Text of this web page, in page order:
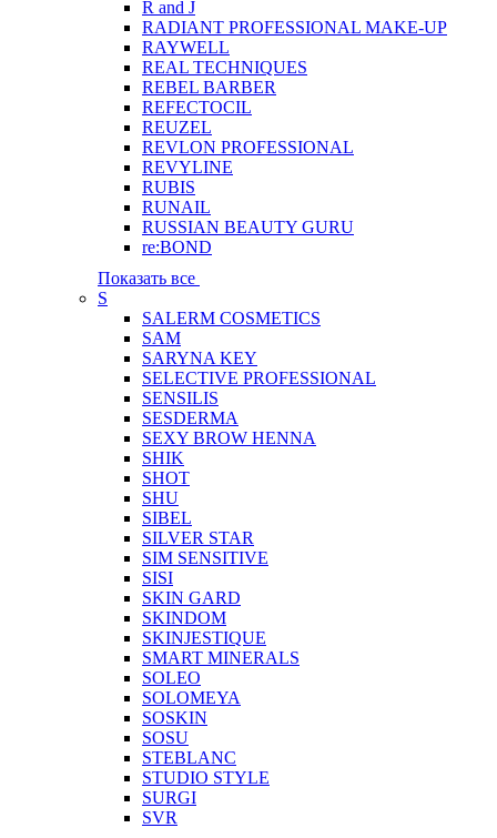
R and J
RADIANT PROFESSIONAL MAKE-UP
RAYWELL
REAL TECHNIQUES
REBEL BARBER
REFECTOCIL
REUZEL
REVLON PROFESSIONAL
REVYLINE
RUBIS
RUNAIL
RUSSIAN BEAUTY GURU
re:BOND
Показать все
S
SALERM COSMETICS
SAM
SARYNA KEY
SELECTIVE PROFESSIONAL
SENSILIS
SESDERMA
SEXY BROW HENNA
SHIK
SHOT
SHU
SIBEL
SILVER STAR
SIM SENSITIVE
SISI
SKIN GARD
SKINDOM
SKINJESTIQUE
SMART MINERALS
SOLEO
SOLOMEYA
SOSKIN
SOSU
STEBLANC
STUDIO STYLE
SURGI
SVR